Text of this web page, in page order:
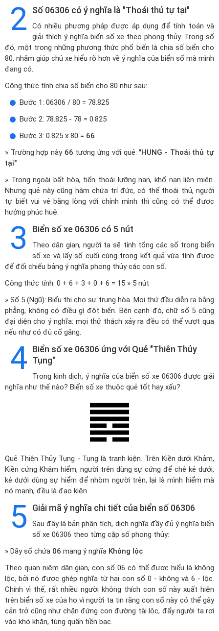
2 Số 06306 có ý nghĩa là "Thoái thủ tự tại"
Có nhiều phương pháp được áp dụng để tính toán và
giải thích ý nghĩa biển số xe theo phong thủy. Trong số
đó, một trong những phương thức phổ biến là chia số biển cho
80, nhằm giúp chủ xe hiểu rõ hơn về ý nghĩa của biển số mà mình
đang có.
Công thức tính chia số biển cho 80 như sau:
Bước 1: 06306 / 80 = 78.825
Bước 2: 78.825 - 78 = 0.825
Bước 3: 0.825 x 80 = 66
» Trường hợp này 66 tương ứng với quẻ: "HUNG - Thoái thủ tự
tại"
» Trong ngoài bất hòa, tiến thoái lưỡng nan, khổ nạn liên miên.
Nhưng quẻ này cũng hàm chứa trí đức, có thể thoái thủ, người
tự biết vui vẻ bằng lòng với chính mình thì cũng có thể được
hưởng phúc huệ.
3 Biển số xe 06306 có 5 nút
Theo dân gian, người ta sẽ tính tổng các số trong biển
số xe và lấy số cuối cùng trong kết quả vừa tính được
để đối chiếu bảng ý nghĩa phong thủy các con số.
Công thức tính: 0 + 6 + 3 + 0 + 6 = 15 » 5 nút
» Số 5 (Ngũ): Biểu thị cho sự trung hòa. Mọi thứ đều diễn ra bằng
phẳng, không có điều gì đột biến. Bên cạnh đó, chữ số 5 cũng
đại diện cho ý nghĩa: mọi thử thách xảy ra đều có thể vượt qua
nếu như có đủ cố gắng.
4 Biển số xe 06306 ứng với Quẻ "Thiên Thủy
Tụng"
Trong kinh dịch, ý nghĩa của biển số xe 06306 được giải
nghĩa như thế nào? Biển số xe thuộc quẻ tốt hay xấu?
Quẻ Thiên Thủy Tụng - Tụng là tranh kiện. Trên Kiền dưới Khảm,
Kiền cứng Khảm hiểm, người trên dùng sự cứng để chê kẻ dưới,
kẻ dưới dùng sự hiểm để nhòm người trên, lại là mình hiểm mà
nó mạnh, đều là đạo kiện
5 Giải mã ý nghĩa chi tiết của biển số 06306
Sau đây là bản phân tích, dịch nghĩa đầy đủ ý nghĩa biển
số xe 06306 theo từng cặp số phong thủy:
» Dãy số chứa 06 mang ý nghĩa Không lộc
Theo quan niệm dân gian, con số 06 có thể được hiểu là không
lộc, bởi nó được ghép nghĩa từ hai con số 0 - không và 6 - lộc.
Chính vì thế, rất nhiều người không thích con số này xuất hiện
trên biển số xe của họ vì người ta tin rằng con số này có thể gây
cản trở cũng như chặn đứng con đường tài lộc, đẩy người ta rơi
vào khó khăn, túng quấn tiền bạc.